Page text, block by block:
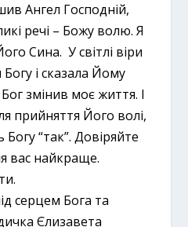
Ангел Господній,
речі – Божу волю.Я
Сина. У світлі віри
Богу і сказала Йому
Бог змінив моє життя. І
прийняття Його волі,
“так”. Довіряйте
вас найкраще.
серцем Бога та
Єлизавета